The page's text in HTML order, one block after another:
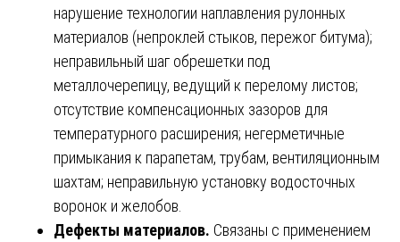
нарушение технологии наплавления рулонных
материалов (непроклей стыков, пережог битума);
неправильный шаг обрешетки под
металлочерепицу, ведущий к перелому листов;
отсутствие компенсационных зазоров для
температурного расширения; негерметичные
примыкания к парапетам, трубам, вентиляционным
шахтам; неправильную установку водосточных
воронок и желобов.
Дефекты материалов. Связаны с применением